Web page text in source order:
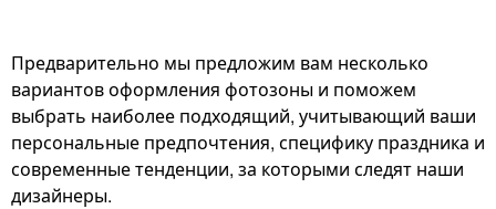
Предварительно мы предложим вам несколько
вариантов оформления фотозоны и поможем
выбрать наиболее подходящий, учитывающий ваши
персональные предпочтения, специфику праздника и
современные тенденции, за которыми следят наши
дизайнеры.